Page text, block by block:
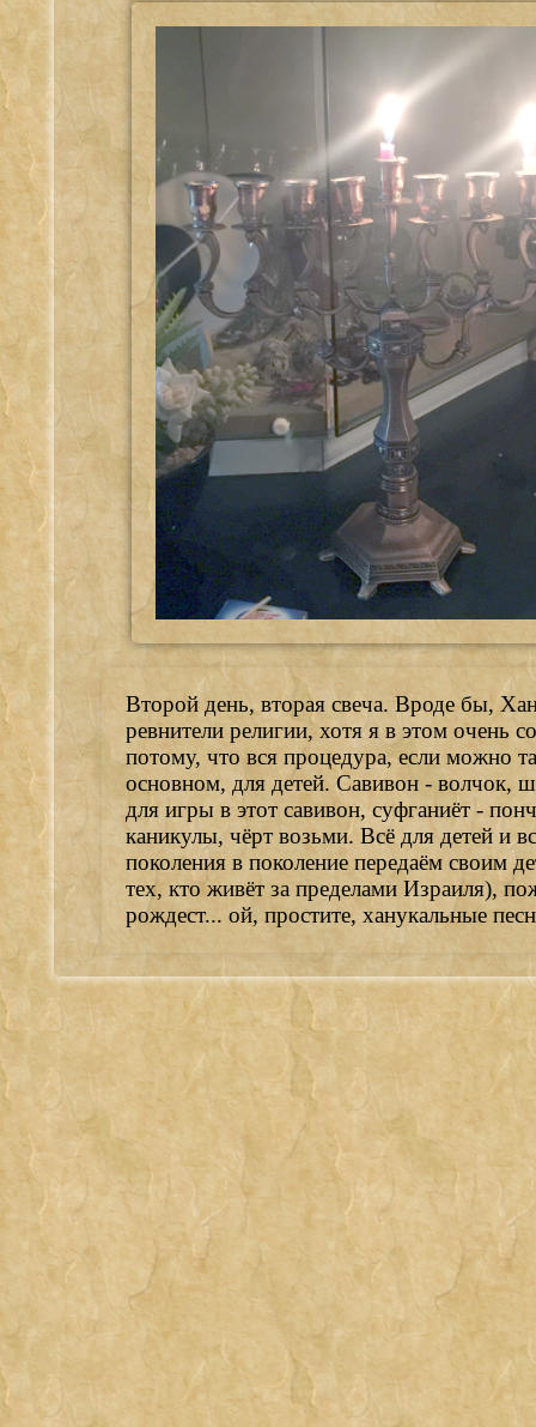
Второй день, вторая свеча. Вроде бы,
ревнители религии, хотя я в этом очень
потому, что вся процедура, если можно
основном, для детей. Савивон - волчок,
для игры в этот савивон, суфганиёт -
каникулы, чёрт возьми. Всё для детей и
поколения в поколение передаём своим
тех, кто живёт за пределами Израиля),
рождест... ой, простите, ханукальные